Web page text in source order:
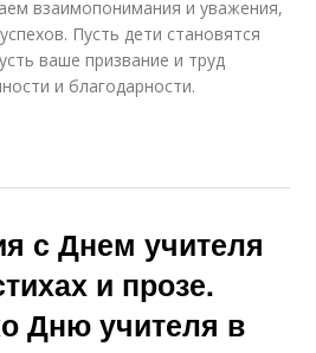
взаимопонимания и уважения,
Пусть дети становятся
ваше призвание и труд
и благодарности.
с Днем учителя
и прозе.
Дню учителя в